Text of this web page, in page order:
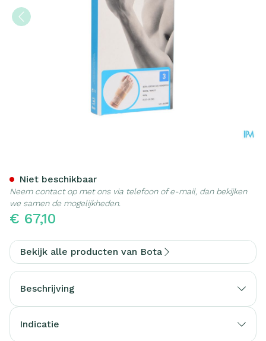
€ 67,10
Niet beschikbaar
Neem contact op met ons via telefoon of e-mail, dan bekijken
we samen de mogelijkheden.
Bekijk alle producten van Bota
Beschrijving
Indicatie